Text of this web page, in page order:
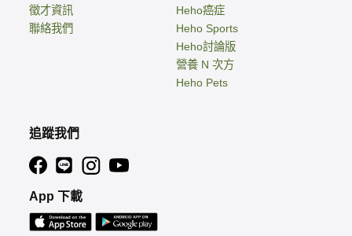
徵才資訊
聯絡我們
Heho癌症
Heho Sports
Heho討論版
營養 N 次方
Heho Pets
追蹤我們
App 下載